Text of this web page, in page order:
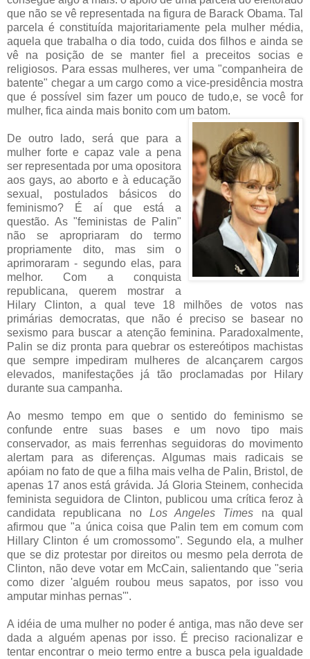
que não se vê representada na figura de Barack Obama. Tal
parcela é constituída majoritariamente pela mulher média,
aquela que trabalha o dia todo, cuida dos filhos e ainda se
vê na posição de se manter fiel a preceitos socias e
religiosos. Para essas mulheres, ver uma "companheira de
batente" chegar a um cargo como a vice-presidência mostra
que é possível sim fazer um pouco de tudo,e, se você for
mulher, fica ainda mais bonito com um batom.
De outro lado, será que para a
mulher forte e capaz vale a pena
ser representada por uma opositora
aos gays, ao aborto e à educação
sexual, postulados básicos do
feminismo? É aí que está a
questão. As "feministas de Palin"
não se apropriaram do termo
propriamente dito, mas sim o
aprimoraram - segundo elas, para
melhor. Com a conquista
republicana, querem mostrar a
Hilary Clinton, a qual teve 18 milhões de votos nas
primárias democratas, que não é preciso se basear no
sexismo para buscar a atenção feminina. Paradoxalmente,
Palin se diz pronta para quebrar os estereótipos machistas
que sempre impediram mulheres de alcançarem cargos
elevados, manifestações já tão proclamadas por Hilary
durante sua campanha.
Ao mesmo tempo em que o sentido do feminismo se
confunde entre suas bases e um novo tipo mais
conservador, as mais ferrenhas seguidoras do movimento
alertam para as diferenças. Algumas mais radicais se
apóiam no fato de que a filha mais velha de Palin, Bristol, de
apenas 17 anos está grávida. Já Gloria Steinem, conhecida
feminista seguidora de Clinton, publicou uma crítica feroz à
candidata republicana no Los Angeles Times na qual
afirmou que "a única coisa que Palin tem em comum com
Hillary Clinton é um cromossomo". Segundo ela, a mulher
que se diz protestar por direitos ou mesmo pela derrota de
Clinton, não deve votar em McCain, salientando que "seria
como dizer 'alguém roubou meus sapatos, por isso vou
amputar minhas pernas'".
A idéia de uma mulher no poder é antiga, mas não deve ser
dada a alguém apenas por isso. É preciso racionalizar e
tentar encontrar o meio termo entre a busca pela igualdade